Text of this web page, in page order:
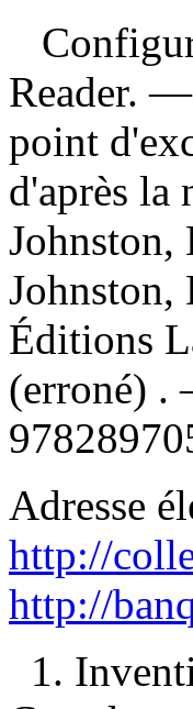
Reader.
point
d'après
Johnston,
Éditions
(erroné)
Adresse
http://
http://
1.